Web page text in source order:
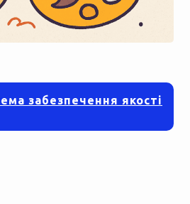
забезпечення якості